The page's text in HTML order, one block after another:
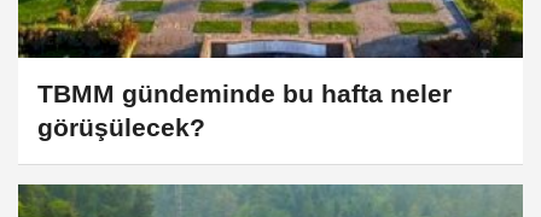
TBMM gündeminde bu hafta neler
görüşülecek?